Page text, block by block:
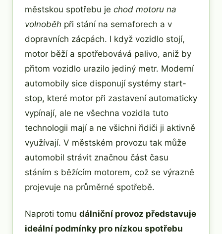
městskou spotřebu je chod motoru na
volnoběh při stání na semaforech a v
dopravních zácpách. I když vozidlo stojí,
motor běží a spotřebovává palivo, aniž by
přitom vozidlo urazilo jediný metr. Moderní
automobily sice disponují systémy start-
stop, které motor při zastavení automaticky
vypínají, ale ne všechna vozidla tuto
technologii mají a ne všichni řidiči ji aktivně
využívají. V městském provozu tak může
automobil strávit značnou část času
stáním s běžícím motorem, což se výrazně
projevuje na průměrné spotřebě.
Naproti tomu dálniční provoz představuje
ideální podmínky pro nízkou spotřebu